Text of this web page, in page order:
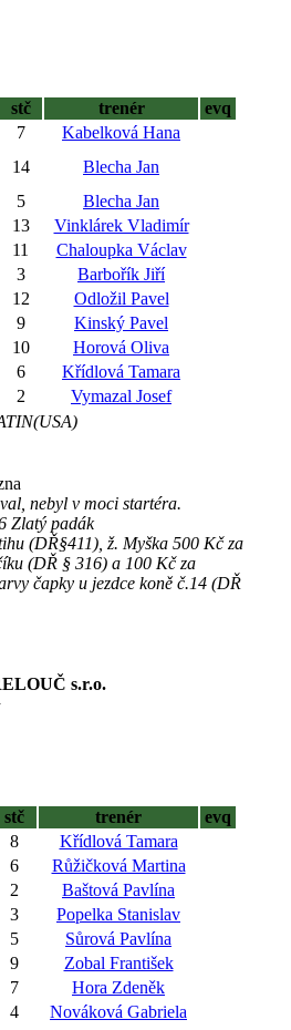
stč trenér
evq
7
Kabelková Hana
14
Blecha Jan
5
Blecha Jan
13
Vinklárek Vladimír
11
Chaloupka Václav
3
Barbořík Jiří
12
Odložil Pavel
9
Kinský Pavel
10
Horová Oliva
6
Křídlová Tamara
2
Vymazal Josef
nebyl v moci startéra.
Zlatý padák
(DŘ§411), ž. Myška 500 Kč za
(DŘ § 316) a 100 Kč za
čapky u jezdce koně č.14 (DŘ
s.r.o.
stč trenér
evq
8
Křídlová Tamara
6
Růžičková Martina
2
Baštová Pavlína
3
Popelka Stanislav
5
Sůrová Pavlína
9
Zobal František
7
Hora Zdeněk
4
Nováková Gabriela